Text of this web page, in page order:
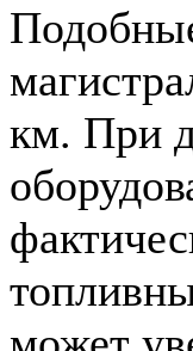
км. При